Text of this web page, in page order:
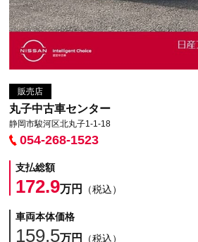
販売店
丸子中古車センター
静岡市駿河区北丸子1-1-18
054-268-1523
支払総額
172.9万円 （税込）
車両本体価格
159.5万円 （税込）